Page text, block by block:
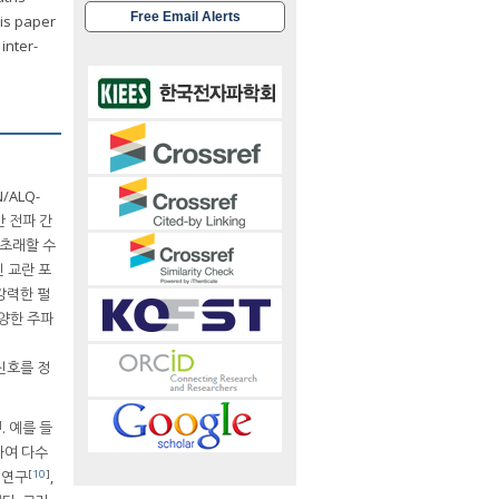
Free Email Alerts
paper
ALQ-
전파 간
래할 수
교란 포
력한 펄
한 주파
호를 정
. 예를 들
다수
구[10],